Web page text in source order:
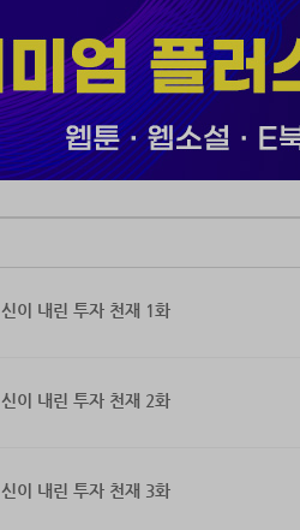
신이 내린 투자 천재 1화
신이 내린 투자 천재 2화
신이 내린 투자 천재 3화